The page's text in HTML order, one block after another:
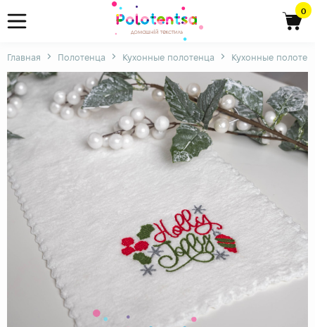
0
Главная Полотенца Кухонные полотенца Кухонные